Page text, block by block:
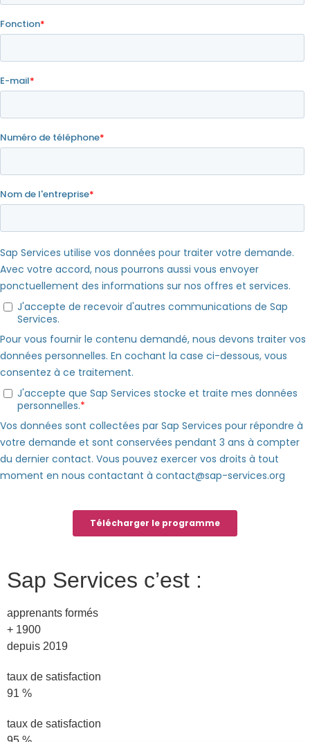
Sap Services c’est :
apprenants formés
+ 1900
depuis 2019
taux de satisfaction
91 %
taux de satisfaction